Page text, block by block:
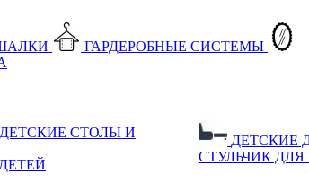
ГАРДЕРОБНЫЕ СИСТЕМЫ
ДЕТСКИЕ СТОЛЫ И
ДЕТСКИЕ
СТУЛЬЧИК